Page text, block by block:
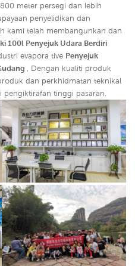
meter persegi dan lebih
penyelidikan dan
kami telah membangunkan dan
100l Penyejuk Udara Berdiri
evapora tive Penyejuk
, Dengan kualiti produk
dan perkhidmatan teknikal
tinggi pasaran.